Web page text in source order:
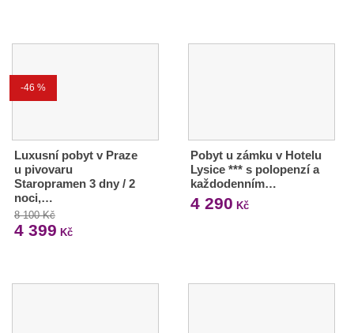
-46 %
Luxusní pobyt v Praze
u pivovaru
Staropramen 3 dny / 2
noci,…
8 100 Kč
4 399 Kč
Pobyt u zámku v Hotelu
Lysice *** s polopenzí a
každodenním…
4 290 Kč